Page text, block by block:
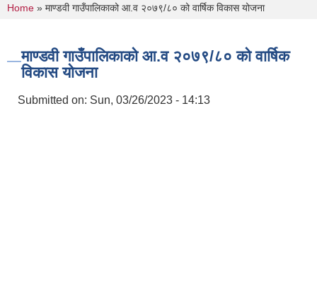
You are here
Home » माण्डवी गाउँपालिकाको आ.व २०७९/८० को वार्षिक विकास योजना
माण्डवी गाउँपालिकाको आ.व २०७९/८० को वार्षिक
विकास योजना
Submitted on: Sun, 03/26/2023 - 14:13